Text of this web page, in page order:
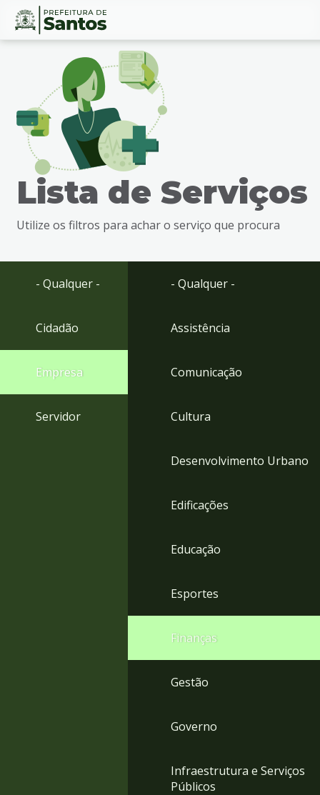
Ir
busca
Ir
Conteúdo
Lista de Serviços
Utilize os filtros para achar o serviço que procura
- Qualquer -
Cidadão
Empresa
Servidor
- Qualquer -
Assistência
Comunicação
Cultura
Desenvolvimento Urbano
Edificações
Educação
Esportes
Finanças
Gestão
Governo
Infraestrutura e Serviços
Públicos